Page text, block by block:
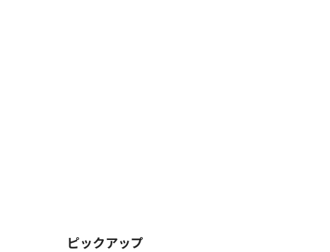
ピックアップ